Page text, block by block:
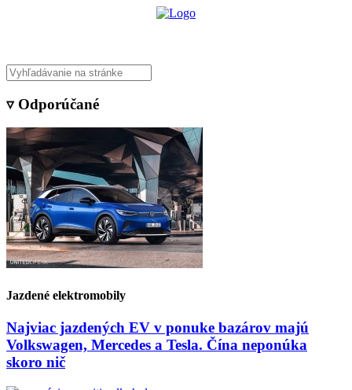
▿ Odporúčané
Jazdené elektromobily
Najviac jazdených EV v ponuke bazárov majú
Volkswagen, Mercedes a Tesla. Čína neponúka
skoro nič